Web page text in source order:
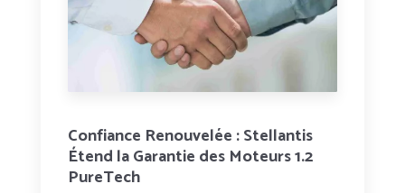
Confiance Renouvelée : Stellantis
Étend la Garantie des Moteurs 1.2
PureTech